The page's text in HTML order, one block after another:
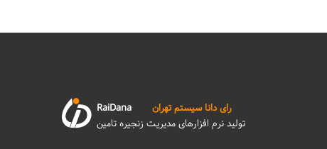
رای دانا سیستم تهران
RaiDana
تولید نرم افزارهای مدیریت زنجیره تامین